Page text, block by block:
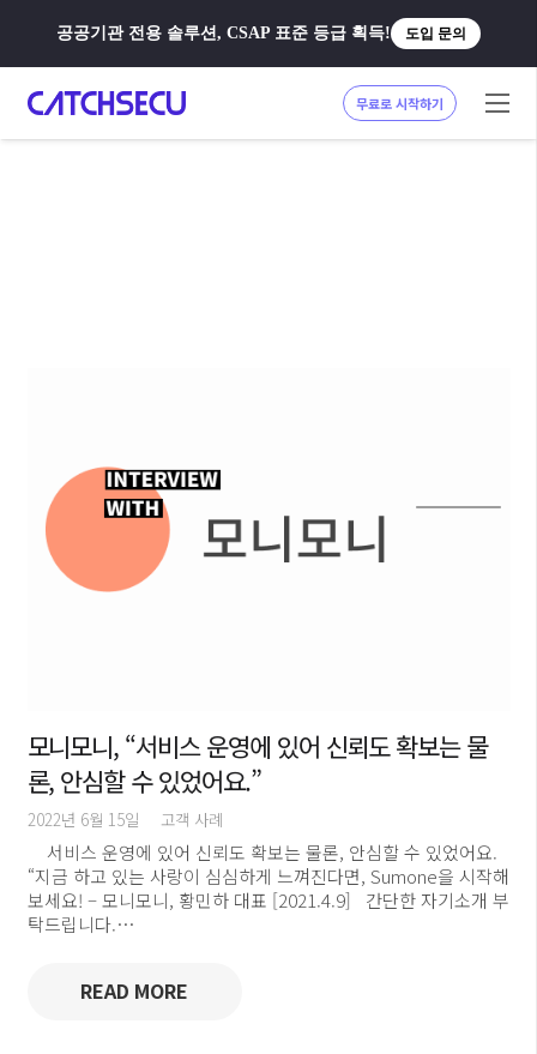
공공기관 전용 솔루션, CSAP 표준 등급 획득! 도입 문의
무료로 시작하기
모니모니, “서비스 운영에 있어 신뢰도 확보는 물
론, 안심할 수 있었어요.”
2022년 6월 15일 고객 사례
서비스 운영에 있어 신뢰도 확보는 물론, 안심할 수 있었어요.
“지금 하고 있는 사랑이 심심하게 느껴진다면, Sumone을 시작해
보세요! – 모니모니, 황민하 대표 [2021.4.9] 간단한 자기소개 부
탁드립니다.…
READ MORE